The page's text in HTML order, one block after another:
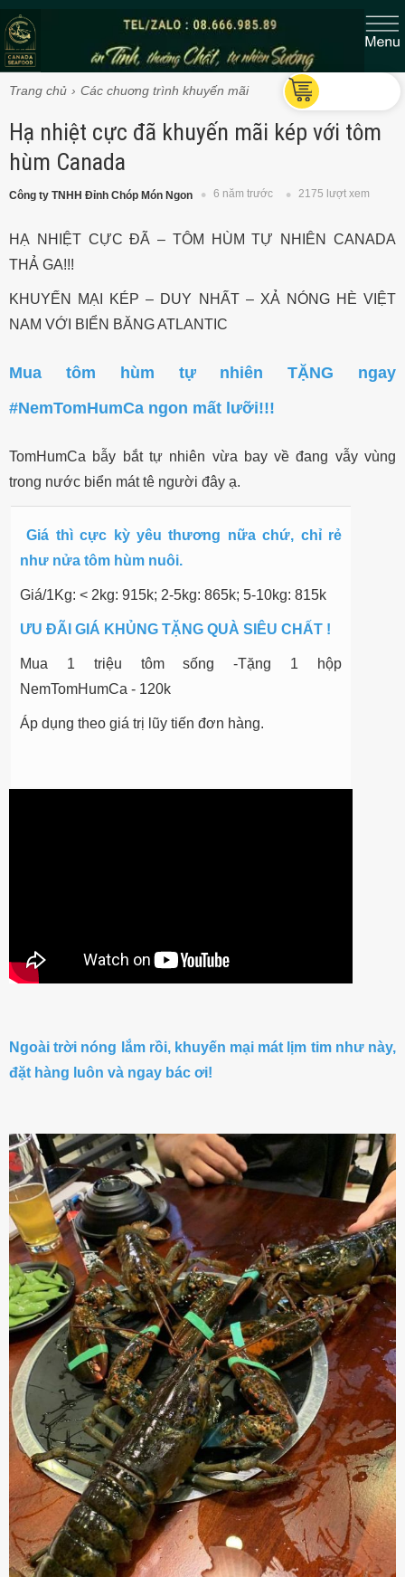
Trang chủ Các chuơng trình khuyến mãi
Hạ nhiệt cực đã khuyến mãi kép với tôm
hùm Canada
Công ty TNHH Đỉnh Chóp Món Ngon 6 năm trước 2175 lượt xem
HẠ NHIỆT CỰC ĐÃ – TÔM HÙM TỰ NHIÊN CANADA
THẢ GA!!!
KHUYẾN MẠI KÉP – DUY NHẤT – XẢ NÓNG HÈ VIỆT
NAM VỚI BIỂN BĂNG ATLANTIC
Mua tôm hùm tự nhiên TẶNG ngay
#NemTomHumCa ngon mất lưỡi!!!
TomHumCa bẫy bắt tự nhiên vừa bay về đang vẫy vùng
trong nước biển mát tê người đây ạ.
Giá thì cực kỳ yêu thương nữa chứ, chỉ rẻ
như nửa tôm hùm nuôi.
Giá/1Kg: < 2kg: 915k; 2-5kg: 865k; 5-10kg: 815k
ƯU ĐÃI GIÁ KHỦNG TẶNG QUÀ SIÊU CHẤT !
Mua 1 triệu tôm sống -Tặng 1 hộp
NemTomHumCa - 120k
Áp dụng theo giá trị lũy tiến đơn hàng.
Ngoài trời nóng lắm rồi, khuyến mại mát lịm tim như này,
đặt hàng luôn và ngay bác ơi!